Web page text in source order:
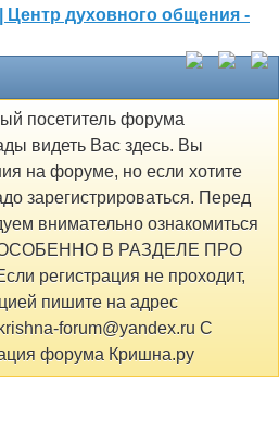
посетитель форума
видеть Вас здесь. Вы
на форуме, но если хотите
зарегистрироваться. Перед
внимательно ознакомиться
ОСОБЕННО В РАЗДЕЛЕ ПРО
регистрация не проходит,
пишите на адрес
forum@yandex.ru С
форума Кришна.ру